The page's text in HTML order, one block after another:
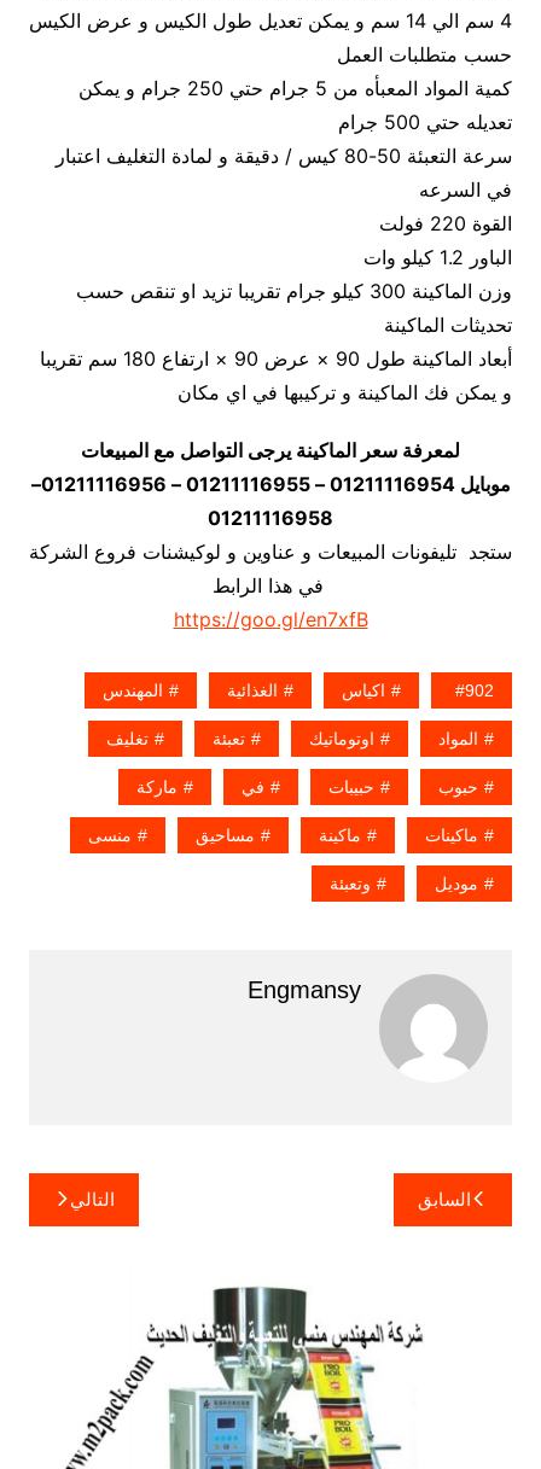
4 سم الي 14 سم و يمكن تعديل طول الكيس و عرض الكيس
حسب متطلبات العمل
كمية المواد المعبأه من 5 جرام حتي 250 جرام و يمكن
تعديله حتي 500 جرام
سرعة التعبئة 50-80 كيس / دقيقة و لمادة التغليف اعتبار
في السرعه
القوة 220 فولت
الباور 1.2 كيلو وات
وزن الماكينة 300 كيلو جرام تقريبا تزيد او تنقص حسب
تحديثات الماكينة
أبعاد الماكينة طول 90 × عرض 90 × ارتفاع 180 سم تقريبا
و يمكن فك الماكينة و تركيبها في اي مكان
لمعرفة سعر الماكينة يرجى التواصل مع المبيعات
موبايل 01211116954 – 01211116955 – 01211116956–
01211116958
ستجد تليفونات المبيعات و عناوين و لوكيشنات فروع الشركة
في هذا الرابط
https://goo.gl/en7xfB
902 اكياس الغذائية المهندس
المواد اوتوماتيك تعبئة تغليف
حبوب حبيبات في ماركة
ماكينات ماكينة مساحيق منسى
موديل وتعبئة
Engmansy
تصفّح
المقالات
السابق التالي